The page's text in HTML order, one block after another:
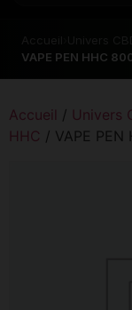
VAPE PEN HHC
Accueil / Univers
HHC / VAPE PEN